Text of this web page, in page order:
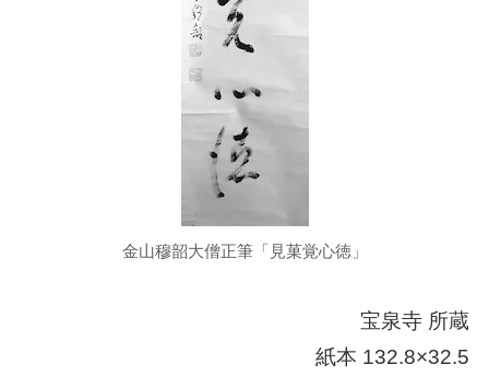
金山穆韶大僧正筆「見菓覚心徳」
宝泉寺 所蔵
紙本 132.8×32.5